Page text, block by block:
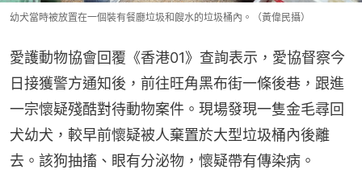
幼犬當時被放置在一個裝有餐廳垃圾和餿水的垃圾桶內。（黃偉民攝）
愛護動物協會回覆《香港01》查詢表示，愛協督察今
日接獲警方通知後，前往旺角黑布街一條後巷，跟進
一宗懷疑殘酷對待動物案件。現場發現一隻金毛尋回
犬幼犬，較早前懷疑被人棄置於大型垃圾桶內後離
去。該狗抽搐、眼有分泌物，懷疑帶有傳染病。